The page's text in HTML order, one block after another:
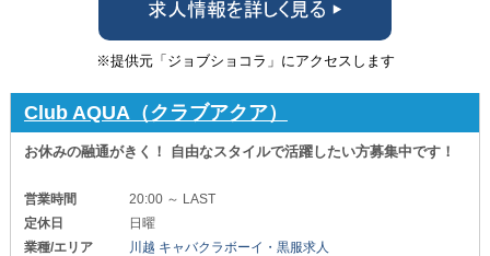
※提供元「ジョブショコラ」にアクセスします
Club AQUA（クラブアクア）
お休みの融通がきく！ 自由なスタイルで活躍したい方募集中です！
営業時間
20:00 ～ LAST
定休日
日曜
業種/エリア
川越 キャバクラボーイ・黒服求人